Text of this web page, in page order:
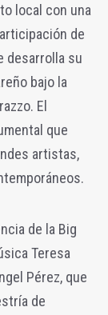
local con una
de
desarrolla su
bajo la
El
que
artistas,
de la Big
Teresa
Pérez, que
de